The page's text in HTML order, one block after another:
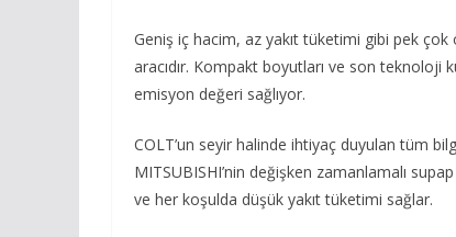
Geniş iç hacim, az yakıt tüketimi gibi pek çok
aracıdır. Kompakt boyutları ve son teknoloji
emisyon değeri sağlıyor.
COLT’un seyir halinde ihtiyaç duyulan tüm
MITSUBISHI’nin değişken zamanlamalı
ve her koşulda düşük yakıt tüketimi sağlar.